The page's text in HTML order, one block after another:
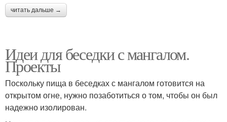
читать дальше →
Идеи для беседки с мангалом.
Проекты
Поскольку пища в беседках с мангалом готовится на
открытом огне, нужно позаботиться о том, чтобы он был
надежно изолирован.